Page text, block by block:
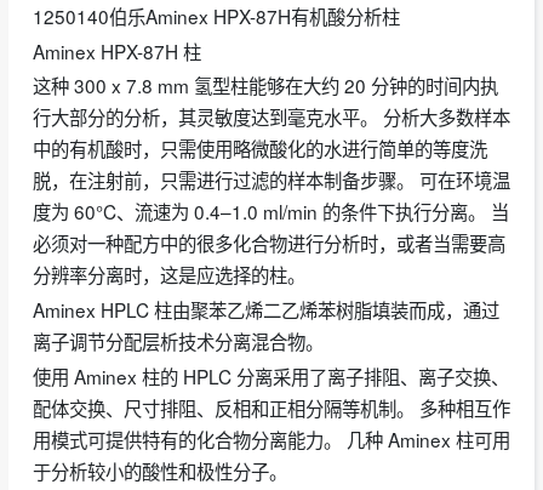
1250140伯乐Aminex HPX-87H有机酸分析柱
Aminex HPX-87H 柱
这种 300 x 7.8 mm 氢型柱能够在大约 20 分钟的时间内执
行大部分的分析，其灵敏度达到毫克水平。 分析大多数样本
中的有机酸时，只需使用略微酸化的水进行简单的等度洗
脱，在注射前，只需进行过滤的样本制备步骤。 可在环境温
度为 60°C、流速为 0.4–1.0 ml/min 的条件下执行分离。 当
必须对一种配方中的很多化合物进行分析时，或者当需要高
分辨率分离时，这是应选择的柱。
Aminex HPLC 柱由聚苯乙烯二乙烯苯树脂填装而成，通过
离子调节分配层析技术分离混合物。
使用 Aminex 柱的 HPLC 分离采用了离子排阻、离子交换、
配体交换、尺寸排阻、反相和正相分隔等机制。 多种相互作
用模式可提供特有的化合物分离能力。 几种 Aminex 柱可用
于分析较小的酸性和极性分子。